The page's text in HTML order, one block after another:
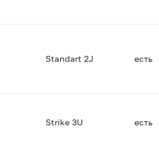
Standart 2J есть
Strike 3U есть